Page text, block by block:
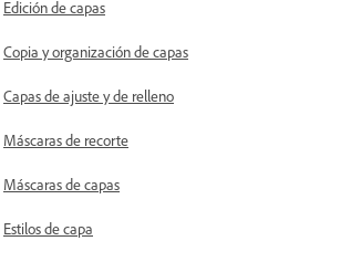
Edición de capas
Copia y organización de capas
Capas de ajuste y de relleno
Máscaras de recorte
Máscaras de capas
Estilos de capa